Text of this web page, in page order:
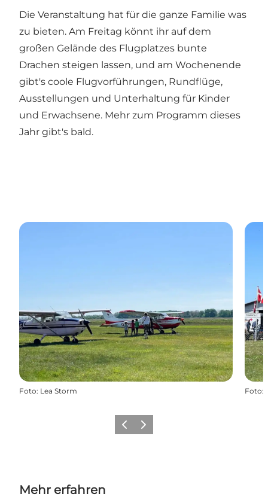
Die Veranstaltung hat für die ganze Familie was
zu bieten. Am Freitag könnt ihr auf dem
großen Gelände des Flugplatzes bunte
Drachen steigen lassen, und am Wochenende
gibt's coole Flugvorführungen, Rundflüge,
Ausstellungen und Unterhaltung für Kinder
und Erwachsene. Mehr zum Programm dieses
Jahr gibt's bald.
Foto: Lea Storm Foto:
ZurückWeiter
Mehr erfahren